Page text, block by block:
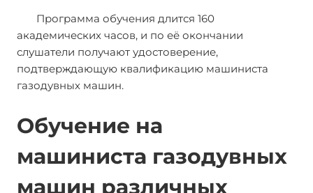
Программа обучения длится 160
академических часов, и по её окончании
слушатели получают удостоверение,
подтверждающую квалификацию машиниста
газодувных машин.
Обучение на
машиниста газодувных
машин различных